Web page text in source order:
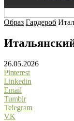
Образ Гардероб
26.05.2026
Pinterest
Linkedin
Email
Tumblr
Telegram
VK